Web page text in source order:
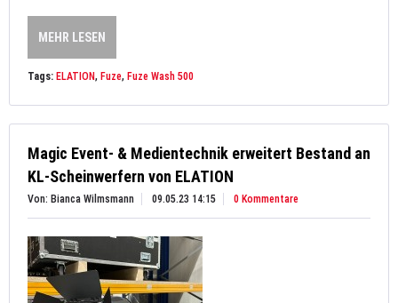
MEHR LESEN
Tags: ELATION, Fuze, Fuze Wash 500
Magic Event- & Medientechnik erweitert Bestand an
KL-Scheinwerfern von ELATION
Von: Bianca Wilmsmann 09.05.23 14:15 0 Kommentare